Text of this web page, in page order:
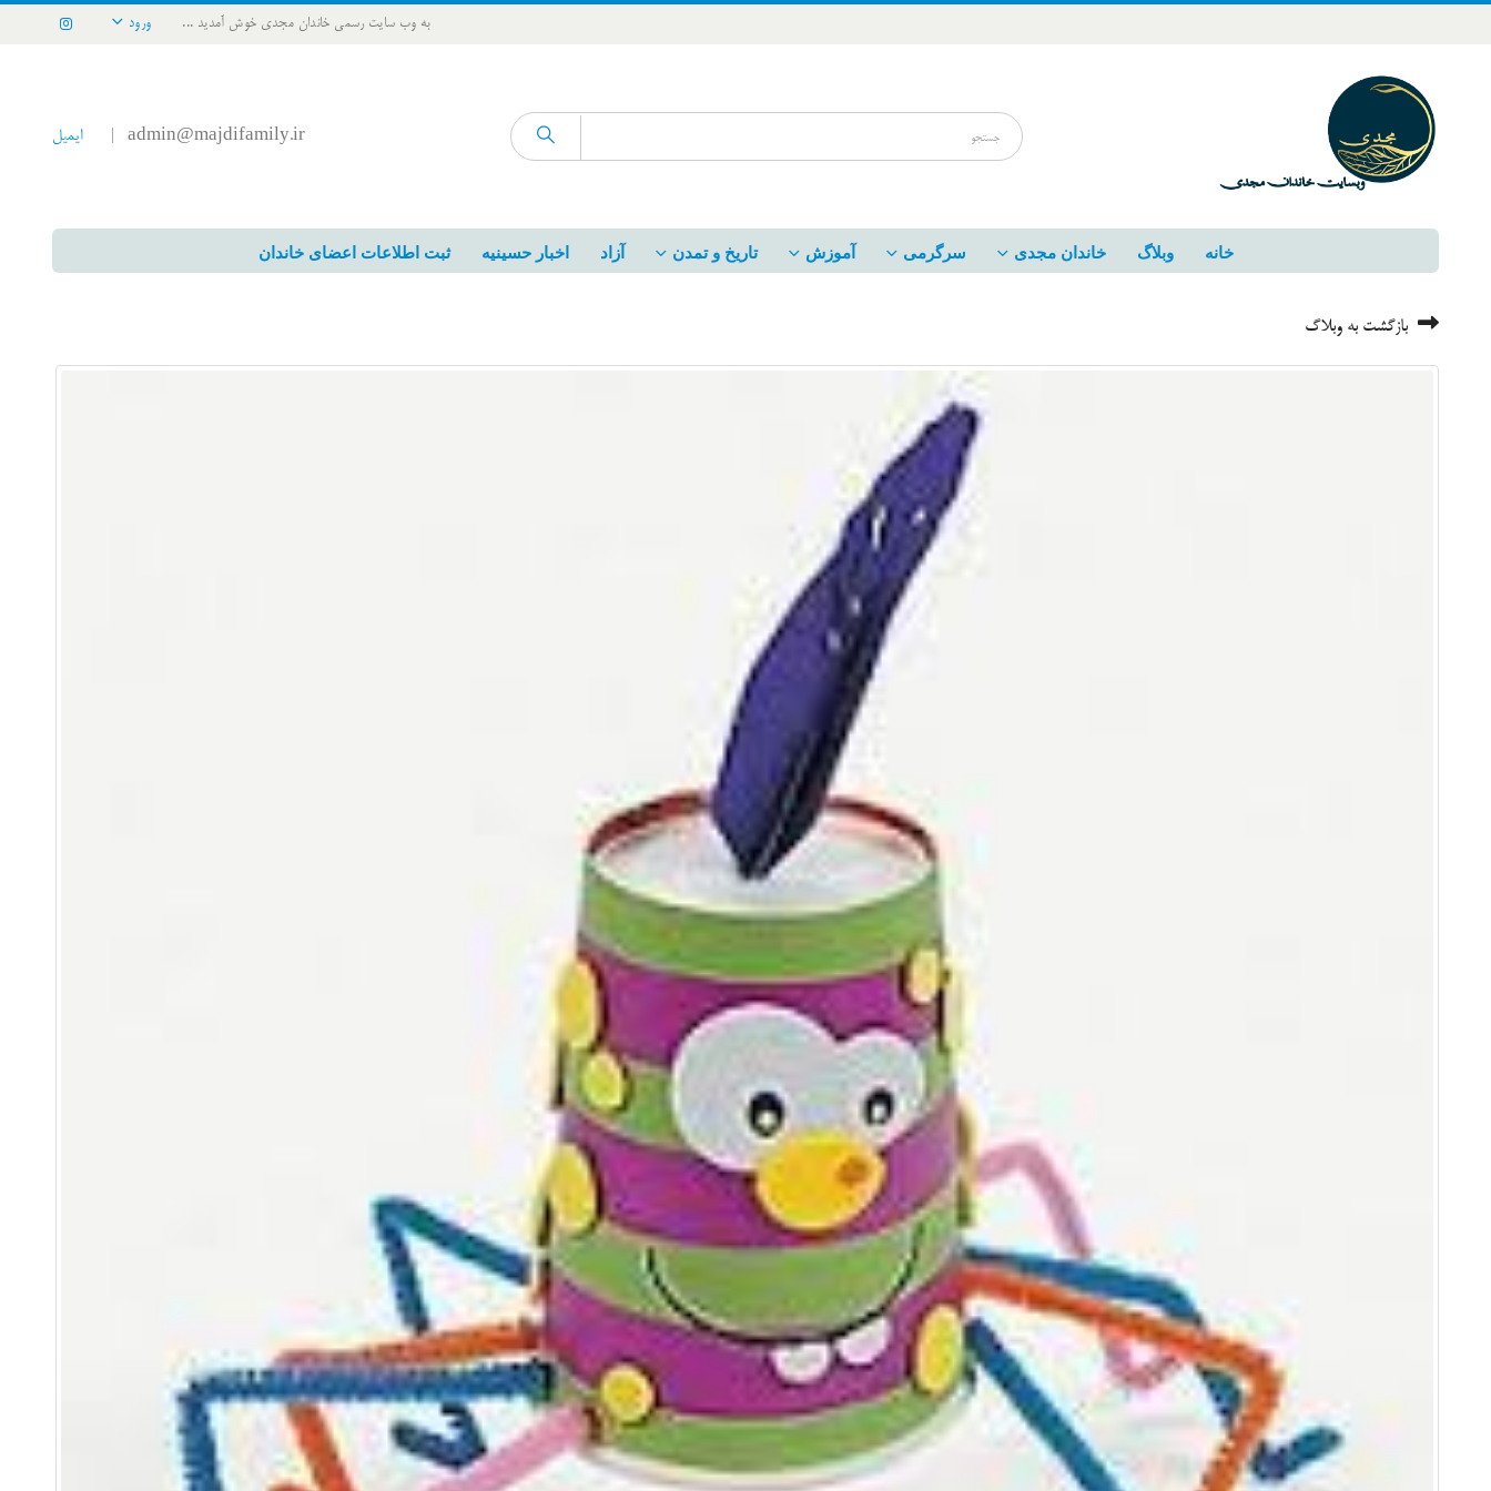
به وب سایت رسمی خاندان مجدی خوش آمدید ... ورود
admin@majdifamily.ir ایمیل
خانه وبلاگ خاندان مجدی سرگرمی آموزش تاریخ و تمدن آزاد اخبار حسینیه ثبت اطلاعات اعضای خاندان
بازگشت به وبلاگ